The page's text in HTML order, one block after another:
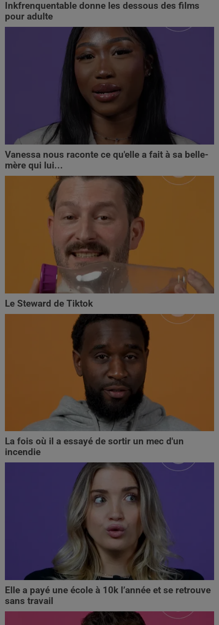
Inkfrenquentable donne les dessous des films
pour adulte
Vanessa nous raconte ce qu'elle a fait à sa belle-
mère qui lui...
Le Steward de Tiktok
La fois où il a essayé de sortir un mec d'un
incendie
Elle a payé une école à 10k l’année et se retrouve
sans travail